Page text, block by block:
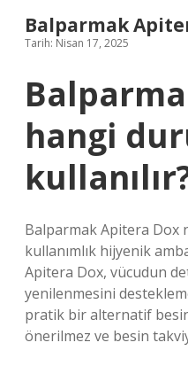
Balparmak
Tarih: Nisan 17, 2025
hangi
Balparmak Apitera Dox
kullanımlık hijyenik
Apitera Dox, vücudun
yenilenmesini
pratik bir alternatif
önerilmez ve besin